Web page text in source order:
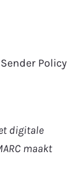
Policy
digitale
maakt